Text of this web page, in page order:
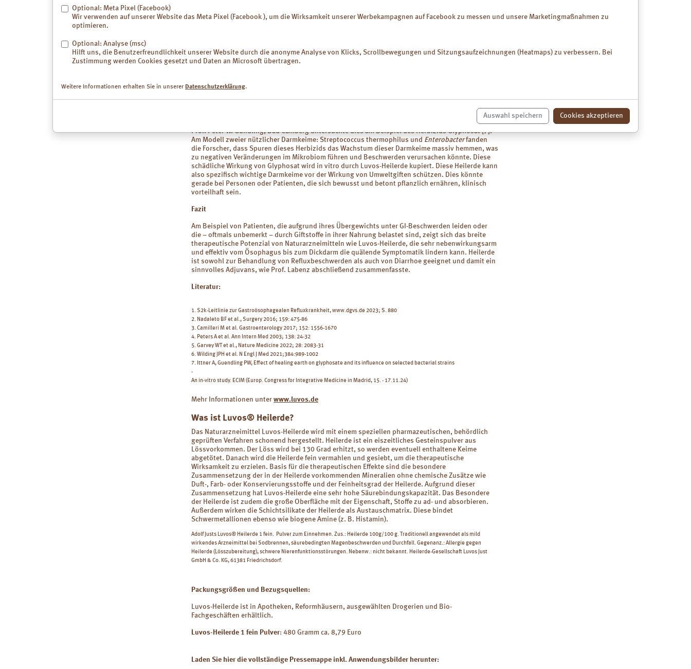
Wirkung entfalten könnte. Damit wird verständlich, wie Luvos-Heilerde bereits in der Speiseröhre
Förderung der Darmentleerung z. B. zusätzlich zur Heilerde abführende Präparate wie
Flohsamenschalen einnehmen.
GI-Beschwerden durch Spuren von Herbiziden in der Nahrung?
Beschwerden verursachen, etwa durch Störung des Darm-Mikrobioms. Die Studiengruppe von
Prof. Peter W. Gündling, Bad Camberg untersuchte dies am Beispiel des Herbizids Glyphosat [7].
Am Modell zweier nützlicher Darmkeime: Streptococcus thermophilus und Enterobacterfanden
die Forscher, dass Spuren dieses Herbizids das Wachstum dieser Darmkeime massiv hemmen, was
zu negativen Veränderungen im Mikrobiom führen und Beschwerden verursachen könnte. Diese
schädliche Wirkung von Glyphosat wird in vitro durch Luvos-Heilerde kupiert. Diese Heilerde kann
also spezifisch wichtige Darmkeime vor der Wirkung von Umweltgiften schützen. Dies könnte
gerade bei Personen oder Patienten, die sich bewusst und betont pflanzlich ernähren, klinisch
vorteilhaft sein.
Fazit
Am Beispiel von Patienten, die aufgrund ihres Übergewichts unter GI-Beschwerden leiden oder
die – oftmals unbemerkt – durch Giftstoffe in ihrer Nahrung belastet sind, zeigt sich das breite
therapeutische Potenzial von Naturarzneimitteln wie Luvos-Heilerde, die sehr nebenwirkungsarm
und effektiv vom Ösophagus bis zum Dickdarm die quälende Symptomatik lindern kann. Heilerde
ist sowohl zur Behandlung von Refluxbeschwerden als auch von Diarrhoe geeignet und damit ein
sinnvolles Adjuvans, wie Prof. Labenz abschließend zusammenfasste.
Literatur:
1. S2k-Leitlinie zur Gastroösophagealen Refluxkrankheit, www.dgvs.de 2023; S. 880
2. Nadaleto BF et al., Surgery 2016; 159: 475-86
3. Camilleri M et al. Gastroenterology 2017; 152: 1556-1670
4. Peters A et al. Ann Intern Med 2003; 138: 24-32
5. Garvey WT et al., Nature Medicine 2022; 28: 2083-31
6. Wilding JPH et al. N Engl J Med 2021;384:989-1002
7. Ittner A, Guendling PW, Effect of healing earth on glyphosate and its influence on selected bacterial strains
-
An in-vitro study. ECIM (Europ. Congress for Integrative Medicine in Madrid, 15. - 17.11.24)
Mehr Informationen unter www.luvos.de
Was ist Luvos® Heilerde?
Das Naturarzneimittel Luvos-Heilerde wird mit einem speziellen pharmazeutischen, behördlich
geprüften Verfahren schonend hergestellt. Heilerde ist ein eiszeitliches Gesteinspulver aus
Lössvorkommen. Der Löss wird bei 130 Grad erhitzt, so werden eventuell enthaltene Keime
abgetötet. Danach wird die Heilerde fein vermahlen und gesiebt, um die therapeutische
Wirksamkeit zu erzielen. Basis für die therapeutischen Effekte sind die besondere
Zusammensetzung der in der Heilerde vorkommenden Mineralien ohne chemische Zusätze wie
Duft-, Farb- oder Konservierungsstoffe und der Feinheitsgrad der Heilerde. Aufgrund dieser
Zusammensetzung hat Luvos-Heilerde eine sehr hohe Säurebindungskapazität. Das Besondere
der Heilerde ist zudem die große Oberfläche mit der Eigenschaft, Stoffe zu ad- und absorbieren.
Außerdem wirken die Schichtsilikate der Heilerde als Austauschmatrix. Diese bindet
Schwermetallionen ebenso wie biogene Amine (z. B. Histamin).
Adolf Justs Luvos® Heilerde 1 fein. Pulver zum Einnehmen. Zus.: Heilerde 100g/100 g. Traditionell angewendet als mild
wirkendes Arzneimittel bei Sodbrennen, säurebedingten Magenbeschwerden und Durchfall. Gegenanz.: Allergie gegen
Heilerde (Lösszubereitung), schwere Nierenfunktionsstörungen. Nebenw.: nicht bekannt. Heilerde-Gesellschaft Luvos Just
GmbH & Co. KG, 61381 Friedrichsdorf.
Packungsgrößen und Bezugsquellen:
Luvos-Heilerde ist in Apotheken, Reformhäusern, ausgewählten Drogerien und Bio-
Fachgeschäften erhältlich.
Luvos-Heilerde 1 fein Pulver: 480 Gramm ca. 8,79 Euro
Laden Sie hier die vollständige Pressemappe inkl. Anwendungsbilder herunter:
Optional: Meta Pixel (Facebook)
Wir verwenden auf unserer Website das Meta Pixel (Facebook ), um die Wirksamkeit unserer Werbekampagnen auf Facebook zu messen und unsere Marketingmaßnahmen zu
optimieren.
Optional: Analyse (msc)
Hilft uns, die Benutzerfreundlichkeit unserer Website durch die anonyme Analyse von Klicks, Scrollbewegungen und Sitzungsaufzeichnungen (Heatmaps) zu verbessern. Bei
Zustimmung werden Cookies gesetzt und Daten an Microsoft übertragen.
Weitere Informationen erhalten Sie in unserer Datenschutzerklärung.
Auswahl speichern Cookies akzeptieren